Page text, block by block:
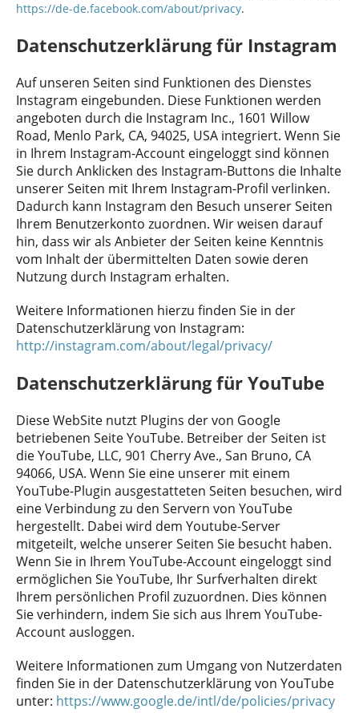
https://de-de.facebook.com/about/privacy.
Datenschutzerklärung für Instagram
Auf unseren Seiten sind Funktionen des Dienstes
Instagram eingebunden. Diese Funktionen werden
angeboten durch die Instagram Inc., 1601 Willow
Road, Menlo Park, CA, 94025, USA integriert. Wenn Sie
in Ihrem Instagram-Account eingeloggt sind können
Sie durch Anklicken des Instagram-Buttons die Inhalte
unserer Seiten mit Ihrem Instagram-Profil verlinken.
Dadurch kann Instagram den Besuch unserer Seiten
Ihrem Benutzerkonto zuordnen. Wir weisen darauf
hin, dass wir als Anbieter der Seiten keine Kenntnis
vom Inhalt der übermittelten Daten sowie deren
Nutzung durch Instagram erhalten.
Weitere Informationen hierzu finden Sie in der
Datenschutzerklärung von Instagram:
http://instagram.com/about/legal/privacy/
Datenschutzerklärung für YouTube
Diese WebSite nutzt Plugins der von Google
betriebenen Seite YouTube. Betreiber der Seiten ist
die YouTube, LLC, 901 Cherry Ave., San Bruno, CA
94066, USA. Wenn Sie eine unserer mit einem
YouTube-Plugin ausgestatteten Seiten besuchen, wird
eine Verbindung zu den Servern von YouTube
hergestellt. Dabei wird dem Youtube-Server
mitgeteilt, welche unserer Seiten Sie besucht haben.
Wenn Sie in Ihrem YouTube-Account eingeloggt sind
ermöglichen Sie YouTube, Ihr Surfverhalten direkt
Ihrem persönlichen Profil zuzuordnen. Dies können
Sie verhindern, indem Sie sich aus Ihrem YouTube-
Account ausloggen.
Weitere Informationen zum Umgang von Nutzerdaten
finden Sie in der Datenschutzerklärung von YouTube
unter: https://www.google.de/intl/de/policies/privacy